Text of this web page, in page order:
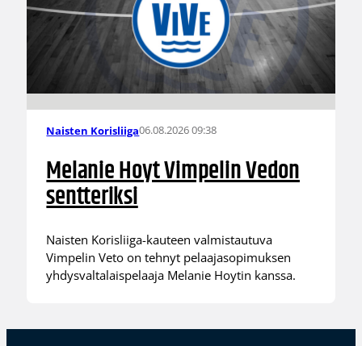
Naisten Korisliiga06.08.2026 09:38
Melanie Hoyt Vimpelin Vedon
sentteriksi
Naisten Korisliiga-kauteen valmistautuva
Vimpelin Veto on tehnyt pelaajasopimuksen
yhdysvaltalaispelaaja Melanie Hoytin kanssa.